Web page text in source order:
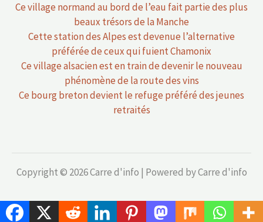
Ce village normand au bord de l’eau fait partie des plus
beaux trésors de la Manche
Cette station des Alpes est devenue l’alternative
préférée de ceux qui fuient Chamonix
Ce village alsacien est en train de devenir le nouveau
phénomène de la route des vins
Ce bourg breton devient le refuge préféré des jeunes
retraités
Copyright © 2026 Carre d'info | Powered by Carre d'info